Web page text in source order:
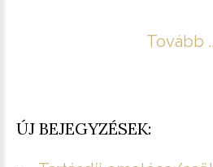
Tovább
ÚJ BEJEGYZÉSEK: